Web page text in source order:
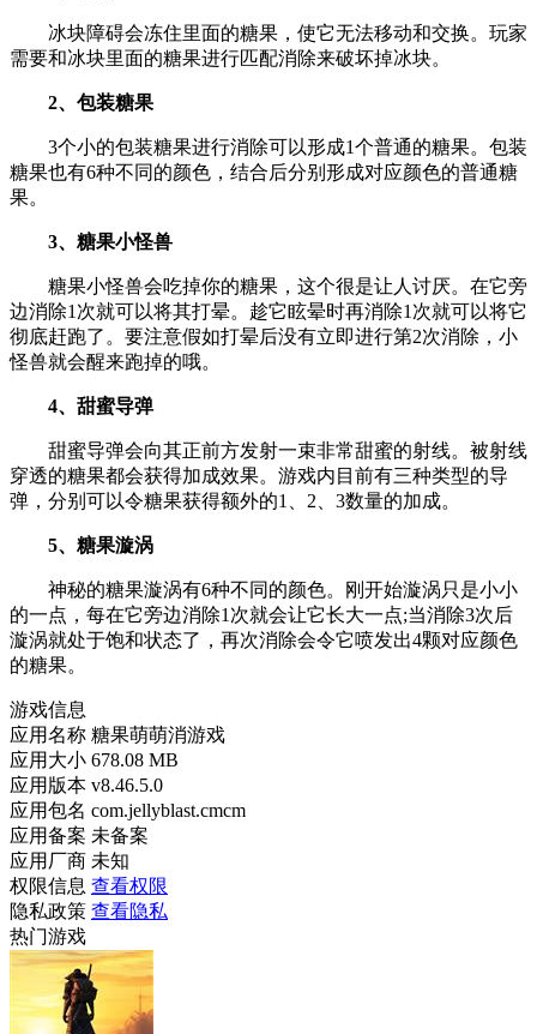
冰块障碍会冻住里面的糖果，使它无法移动和交换。玩家
需要和冰块里面的糖果进行匹配消除来破坏掉冰块。
2、包装糖果
3个小的包装糖果进行消除可以形成1个普通的糖果。包装
糖果也有6种不同的颜色，结合后分别形成对应颜色的普通糖
果。
3、糖果小怪兽
糖果小怪兽会吃掉你的糖果，这个很是让人讨厌。在它旁
边消除1次就可以将其打晕。趁它眩晕时再消除1次就可以将它
彻底赶跑了。要注意假如打晕后没有立即进行第2次消除，小
怪兽就会醒来跑掉的哦。
4、甜蜜导弹
甜蜜导弹会向其正前方发射一束非常甜蜜的射线。被射线
穿透的糖果都会获得加成效果。游戏内目前有三种类型的导
弹，分别可以令糖果获得额外的1、2、3数量的加成。
5、糖果漩涡
神秘的糖果漩涡有6种不同的颜色。刚开始漩涡只是小小
的一点，每在它旁边消除1次就会让它长大一点;当消除3次后
漩涡就处于饱和状态了，再次消除会令它喷发出4颗对应颜色
的糖果。
游戏信息
应用名称 糖果萌萌消游戏
应用大小 678.08 MB
应用版本 v8.46.5.0
应用包名 com.jellyblast.cmcm
应用备案 未备案
应用厂商 未知
权限信息 查看权限
隐私政策 查看隐私
热门游戏